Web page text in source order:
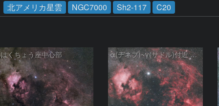
北アメリカ星雲 NGC7000 Sh2-117 C20
はくちょう座中心部 α(デネブ)~γ(サドル)付近 NGC7000 北アメリカ星雲 IC5067~5070 ペリカン星雲 はくちょう座